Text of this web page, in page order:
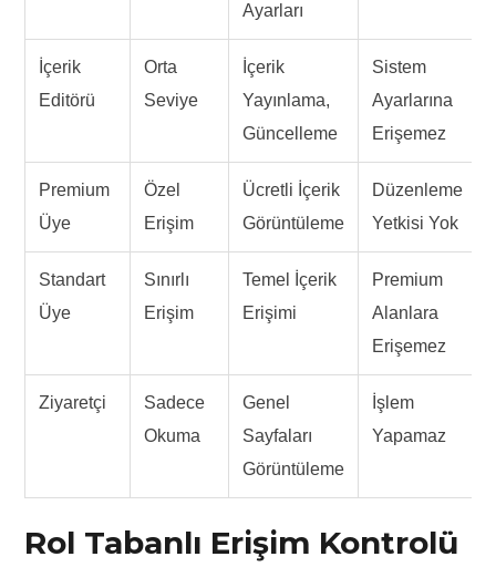
Ayarları
İçerik
Editörü
Orta
Seviye
İçerik
Yayınlama,
Güncelleme
Sistem
Ayarlarına
Erişemez
Premium
Üye
Özel
Erişim
Ücretli İçerik
Görüntüleme
Düzenleme
Yetkisi Yok
Standart
Üye
Sınırlı
Erişim
Temel İçerik
Erişimi
Premium
Alanlara
Erişemez
Ziyaretçi
Sadece
Okuma
Genel
Sayfaları
Görüntüleme
İşlem
Yapamaz
Rol Tabanlı Erişim Kontrolü